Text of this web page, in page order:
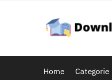
Home Categorie